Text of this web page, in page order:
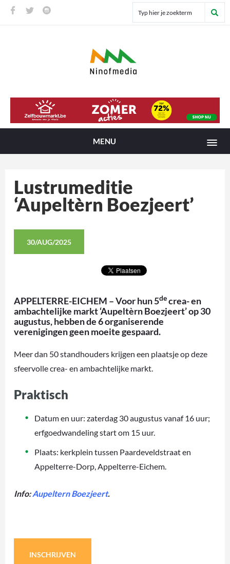
MENU
Lustrumeditie
‘Aupeltèrn Boezjeert’
30/AUG/2025
APPELTERRE-EICHEM – Voor hun 5decrea- en
ambachtelijke markt ‘Aupeltèrn Boezjeert’ op 30
augustus, hebben de 6 organiserende
verenigingen geen moeite gespaard.
Meer dan 50 standhouders krijgen een plaatsje op deze
sfeervolle crea- en ambachtelijke markt.
Praktisch
Datum en uur: zaterdag 30 augustus vanaf 16 uur;
erfgoedwandeling start om 15 uur.
Plaats: kerkplein tussen Paardeveldstraat en
Appelterre-Dorp, Appelterre-Eichem.
Info:Aupeltern Boezjeert.
INSCHRIJVEN